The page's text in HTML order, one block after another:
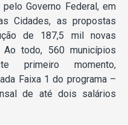
Governo Federal, em
Cidades, as propostas
de 187,5 mil novas
todo, 560 municípios
primeiro momento,
Faixa 1 do programa –
de até dois salários